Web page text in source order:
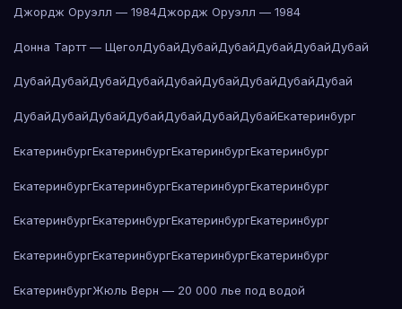
Джордж Оруэлл — 1984Джордж Оруэлл — 1984
Донна Тартт — ЩеголДубайДубайДубайДубайДубайДубай
ДубайДубайДубайДубайДубайДубайДубайДубайДубай
ДубайДубайДубайДубайДубайДубайДубайЕкатеринбург
ЕкатеринбургЕкатеринбургЕкатеринбургЕкатеринбург
ЕкатеринбургЕкатеринбургЕкатеринбургЕкатеринбург
ЕкатеринбургЕкатеринбургЕкатеринбургЕкатеринбург
ЕкатеринбургЕкатеринбургЕкатеринбургЕкатеринбург
ЕкатеринбургЖюль Верн — 20 000 лье под водой